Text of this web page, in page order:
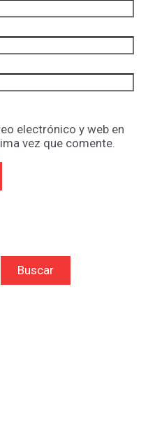
electrónico y web en
vez que comente.
Buscar